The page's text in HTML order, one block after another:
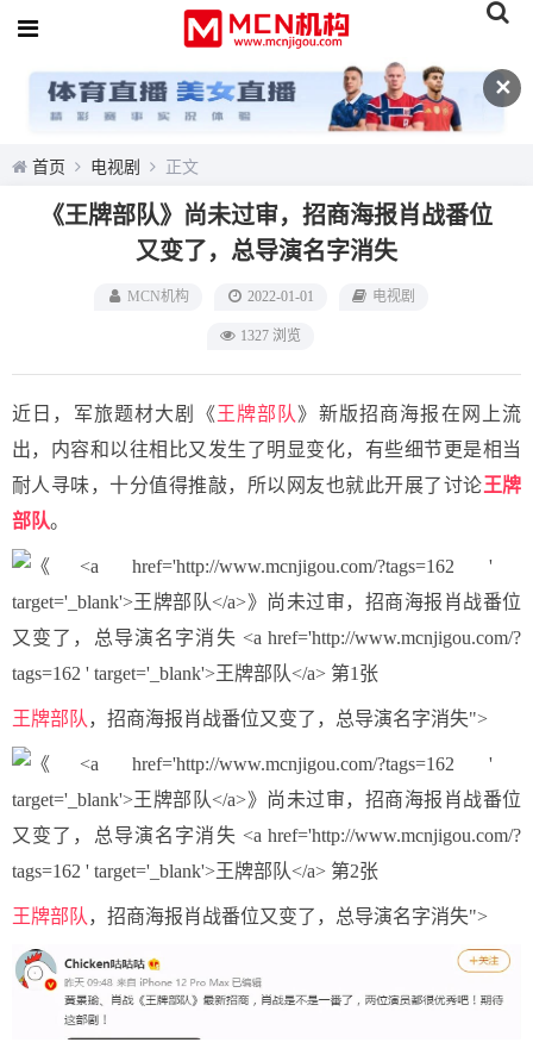
✕
首页 电视剧 正文
《王牌部队》尚未过审，招商海报肖战番位
又变了，总导演名字消失
MCN机构 2022-01-01 电视剧
1327 浏览
近日，军旅题材大剧《 王牌部队 》新版招商海报在网上流
出，内容和以往相比又发生了明显变化，有些细节更是相当
耐人寻味，十分值得推敲，所以网友也就此开展了讨论王牌
部队。
王牌部队 ，招商海报肖战番位又变了，总导演名字消失">
王牌部队 ，招商海报肖战番位又变了，总导演名字消失">